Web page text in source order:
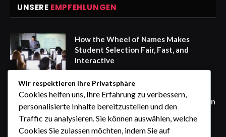
UNSERE EMPFEHLUNGEN
How the Wheel of Names Makes
Student Selection Fair, Fast, and
Interactive
Warum ein Auto mit Fahrer in Südindien
die beste Wahl ist
August 6, 2026
Wir respektieren Ihre Privatsphäre
Cookies helfen uns, Ihre Erfahrung zu verbessern,
personalisierte Inhalte bereitzustellen und den
Traffic zu analysieren. Sie können auswählen, welche
Cookies Sie zulassen möchten, indem Sie auf